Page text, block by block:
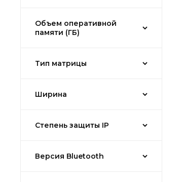
Объем оперативной
памяти (ГБ)
Тип матрицы
Ширина
Степень защиты IP
Версия Bluetooth